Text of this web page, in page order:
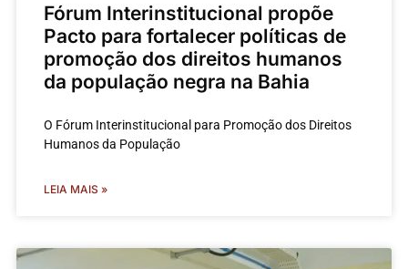
Fórum Interinstitucional propõe
Pacto para fortalecer políticas de
promoção dos direitos humanos
da população negra na Bahia
O Fórum Interinstitucional para Promoção dos Direitos
Humanos da População
LEIA MAIS »